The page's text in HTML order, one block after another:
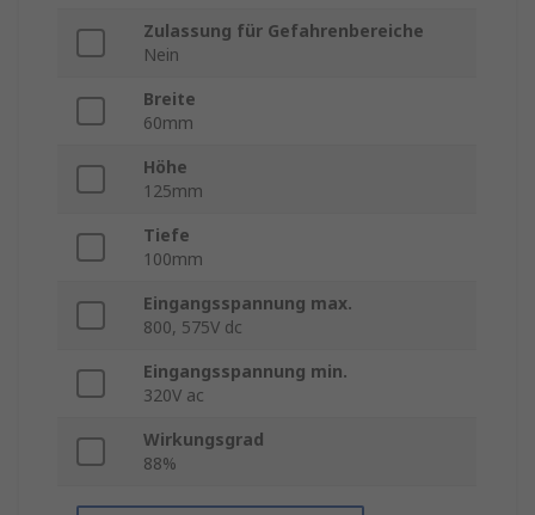
Zulassung für Gefahrenbereiche
Nein
Breite
60mm
Höhe
125mm
Tiefe
100mm
Eingangsspannung max.
800, 575V dc
Eingangsspannung min.
320V ac
Wirkungsgrad
88%